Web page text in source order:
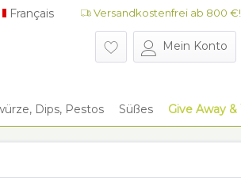
Français
Français Versandkostenfrei ab 800 €!
Mein Konto
Dips, Pestos Süßes Give Away